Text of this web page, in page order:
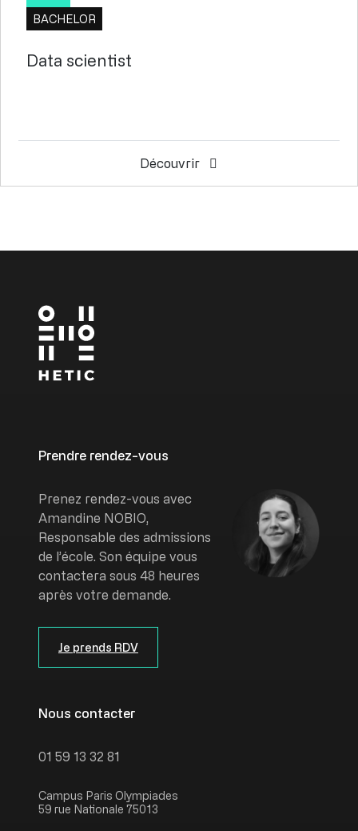
BACHELOR
Data scientist
Découvrir
Prendre rendez-vous
Image
Prenez rendez-vous avec
Amandine NOBIO,
Responsable des admissions
de l’école. Son équipe vous
contactera sous 48 heures
après votre demande.
Je prends RDV
Nous contacter
01 59 13 32 81
Campus Paris Olympiades
59 rue Nationale 75013